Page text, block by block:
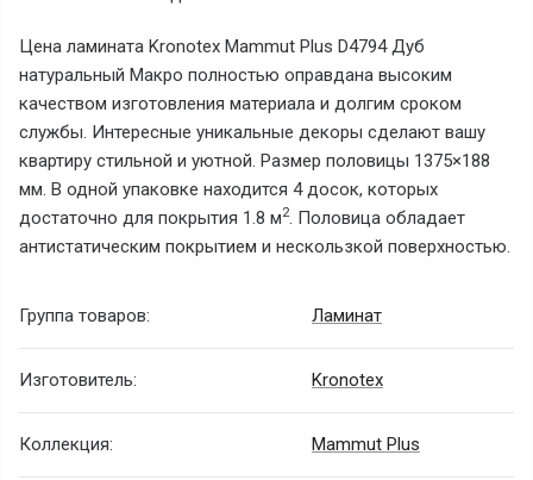
Цена ламината Kronotex Mammut Plus D4794 Дуб
натуральный Макро полностью оправдана высоким
качеством изготовления материала и долгим сроком
службы. Интересные уникальные декоры сделают вашу
квартиру стильной и уютной. Размер половицы 1375×188
мм. В одной упаковке находится 4 досок, которых
достаточно для покрытия 1.8 м2. Половица обладает
антистатическим покрытием и нескользкой поверхностью.
Группа товаров: Ламинат
Изготовитель: Kronotex
Коллекция: Mammut Plus